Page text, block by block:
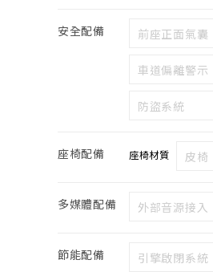
安全配備 前座正面氣囊
車道偏離警示
防盜系統
座椅配備 座椅材質 皮椅
多媒體配備 外部音源接入
節能配備 引擎啟閉系統